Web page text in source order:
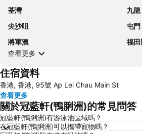
荃灣 九龍
尖沙咀
屯門
將軍澳
福田
查看更多
住宿資料
香港, 香港, 95號 Ap Lei Chau Main St
查看更多
關於冠藍軒(鴨脷洲)的常見問答
冠藍軒(鴨脷洲)有游泳池區域嗎？
在冠藍軒(鴨脷洲)可以攜帶寵物嗎？